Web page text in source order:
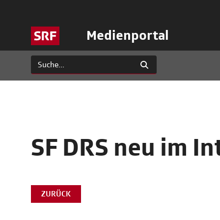
Medienportal
SF DRS neu im
ZURÜCK